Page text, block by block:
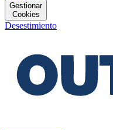
Gestionar
Cookies
Desestimiento